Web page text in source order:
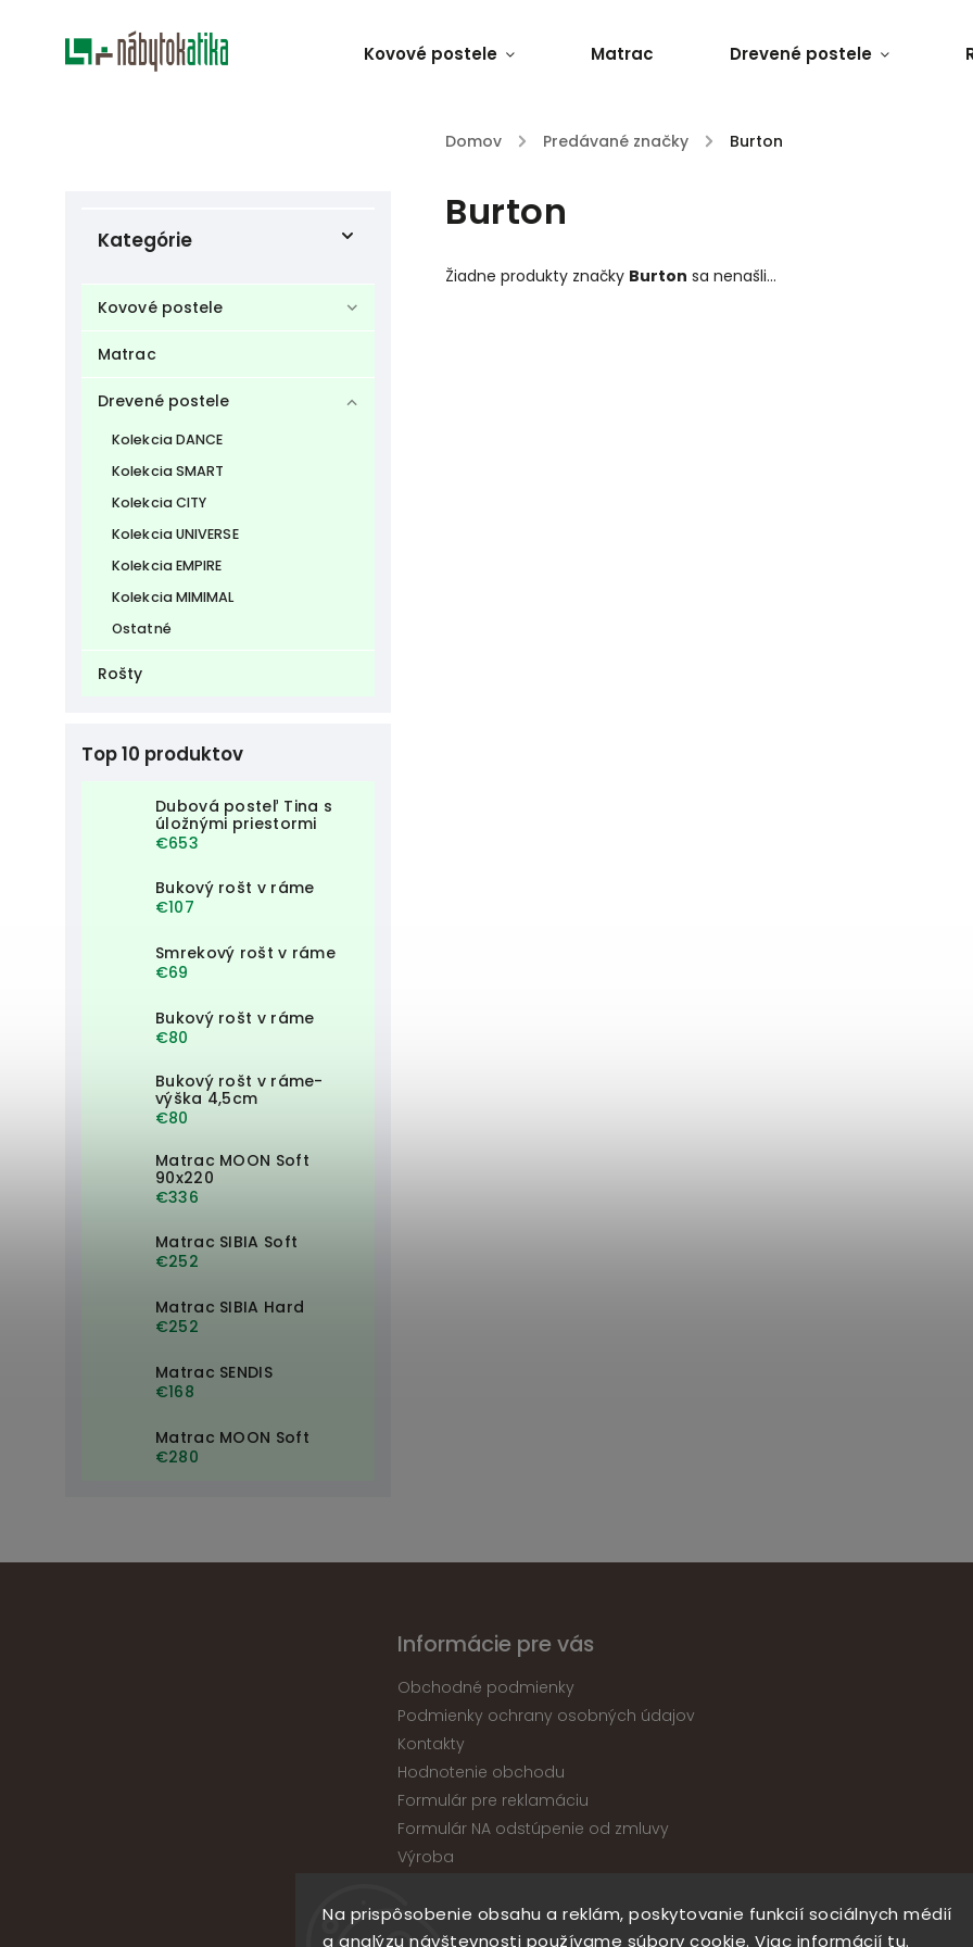
Na prispôsobenie obsahu a reklám, poskytovanie funkcií sociálnych médií
a analýzu návštevnosti používame súbory cookie. Viac informácií tu.
Kovové postele Matrac Drevené postele
Domov / Predávané značky / Burton
Kategórie
Kovové postele
Matrac
Drevené postele
Kolekcia DANCE
Kolekcia SMART
Kolekcia CITY
Kolekcia UNIVERSE
Kolekcia EMPIRE
Kolekcia MIMIMAL
Ostatné
Rošty
Top 10 produktov
Dubová posteľ Tina s
úložnými priestormi
€653
Bukový rošt v ráme
€107
Smrekový rošt v ráme
€69
Bukový rošt v ráme
€80
Bukový rošt v ráme-
výška 4,5cm
€80
Matrac MOON Soft
90x220
€336
Matrac SIBIA Soft
€252
Matrac SIBIA Hard
€252
Matrac SENDIS
€168
Matrac MOON Soft
€280
Burton
Žiadne produkty značky Burton sa nenašli...
Informácie pre vás
Obchodné podmienky
Podmienky ochrany osobných údajov
Kontakty
Hodnotenie obchodu
Formulár pre reklamáciu
Formulár NA odstúpenie od zmluvy
Výroba
Copyright 2026 nabytokatika.sk
. Všetky práva vyhradené.